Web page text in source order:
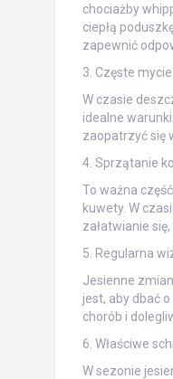
chociażby
ciepłą
zapewnić
3. Częste mycie
W czasie
idealne
zaopatrzyć się
4. Sprzątanie
To ważna
kuwety. W
załatwianie
5. Regularna
Jesienne
jest, aby dbać
chorób i
6. Właściwe
W sezonie